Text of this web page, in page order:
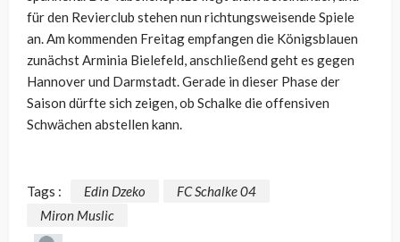
für den Revierclub stehen nun richtungsweisende Spiele
an. Am kommenden Freitag empfangen die Königsblauen
zunächst Arminia Bielefeld, anschließend geht es gegen
Hannover und Darmstadt. Gerade in dieser Phase der
Saison dürfte sich zeigen, ob Schalke die offensiven
Schwächen abstellen kann.
Tags : Edin Dzeko
FC Schalke 04
Miron Muslic